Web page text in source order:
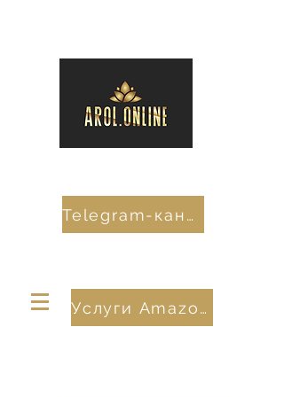
Telegram-канал
Услуги Amazon